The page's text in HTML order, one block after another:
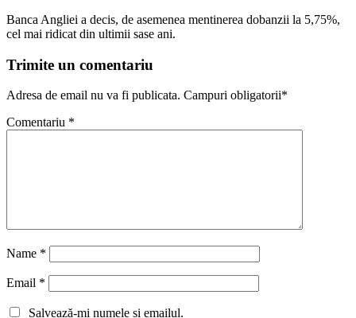
Banca Angliei a decis, de asemenea mentinerea dobanzii la 5,75%,
cel mai ridicat din ultimii sase ani.
Trimite un comentariu
Adresa de email nu va fi publicata. Campuri obligatorii*
Comentariu *
Name *
Email *
Salvează-mi numele si emailul.